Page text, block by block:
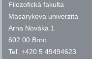
Filozofická fakulta
Masarykova univerzita
Arna Nováka 1
602 00 Brno
Tel: +420 5 49494623